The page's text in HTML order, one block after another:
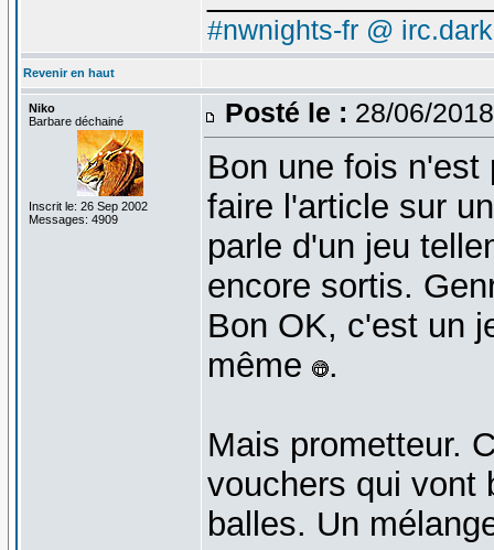
#nwnights-fr @
Revenir en haut
Niko
Barbare déchainé
Inscrit le: 26 Sep 2002
Messages: 4909
Posté le : 28/06/
Bon une fois
faire l'article sur
parle d'un jeu
encore sortis.
Bon OK, c'est un
même
.
Mais prometteur.
vouchers qui vont
balles. Un